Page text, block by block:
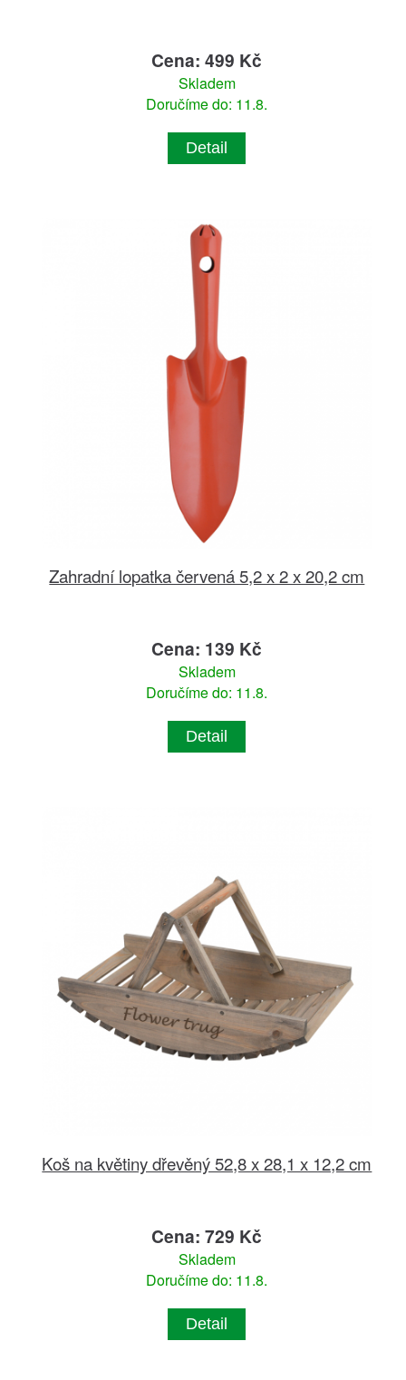
Cena: 499 Kč
Skladem
Doručíme do: 11.8.
Detail
Zahradní lopatka červená 5,2 x 2 x 20,2 cm
Cena: 139 Kč
Skladem
Doručíme do: 11.8.
Detail
Koš na květiny dřevěný 52,8 x 28,1 x 12,2 cm
Cena: 729 Kč
Skladem
Doručíme do: 11.8.
Detail